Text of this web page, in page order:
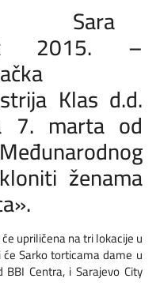
Sara
2015. –
Klas d.d.
7. marta od
ženama
upriličena na tri lokacije u
Sarko torticama dame u
Centra, i Sarajevo City